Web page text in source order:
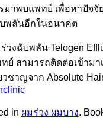
มาพบแพทย์ เพื่อหาปัจจั
บพลันอีกในอนาคต
วงฉับพลัน Telogen
ย์ สามารถติดต่อเข้ามา
ชาญจาก Absolute
in ผมร่วง ผมบาง.